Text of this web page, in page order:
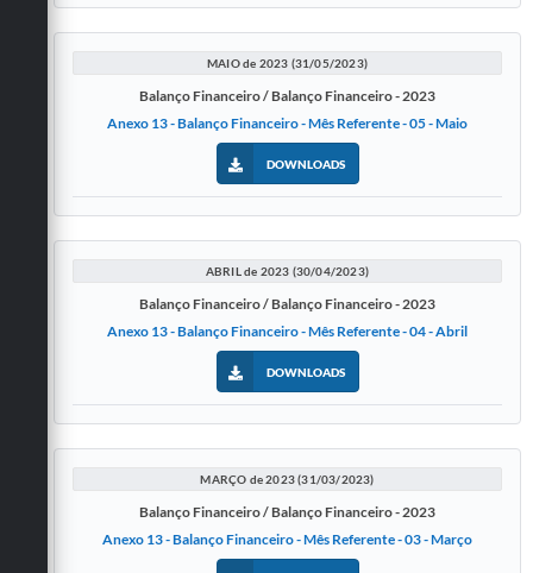
MAIO de 2023 (31/05/2023)
Balanço Financeiro / Balanço Financeiro - 2023
Anexo 13 - Balanço Financeiro - Mês Referente - 05 - Maio
DOWNLOADS
ABRIL de 2023 (30/04/2023)
Balanço Financeiro / Balanço Financeiro - 2023
Anexo 13 - Balanço Financeiro - Mês Referente - 04 - Abril
DOWNLOADS
MARÇO de 2023 (31/03/2023)
Balanço Financeiro / Balanço Financeiro - 2023
Anexo 13 - Balanço Financeiro - Mês Referente - 03 - Março